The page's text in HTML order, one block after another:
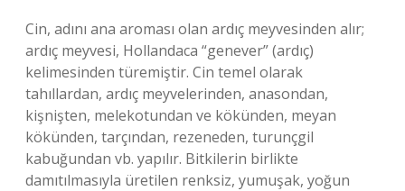
Cin, adını ana aroması olan ardıç meyvesinden alır;
ardıç meyvesi, Hollandaca “genever” (ardıç)
kelimesinden türemiştir. Cin temel olarak
tahıllardan, ardıç meyvelerinden, anasondan,
kişnişten, melekotundan ve kökünden, meyan
kökünden, tarçından, rezeneden, turunçgil
kabuğundan vb. yapılır. Bitkilerin birlikte
damıtılmasıyla üretilen renksiz, yumuşak, yoğun